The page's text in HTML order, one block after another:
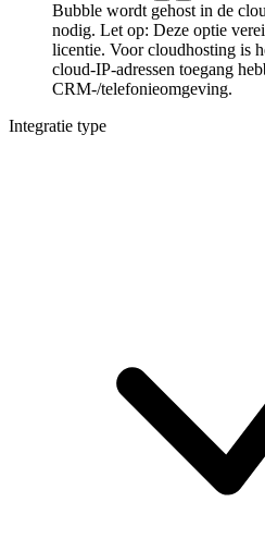
Bubble wordt gehost in de
nodig. Let op: Deze optie
licentie. Voor cloudhosting is
cloud-IP-adressen toegang
CRM-/telefonieomgeving.
Integratie type